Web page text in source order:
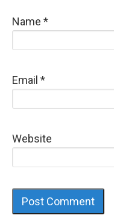
Name *
Email *
Website